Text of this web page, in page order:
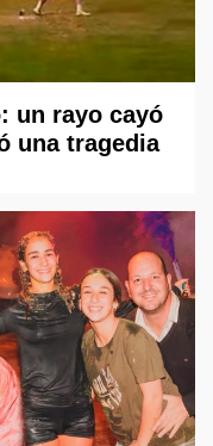
un rayo cayó
una tragedia